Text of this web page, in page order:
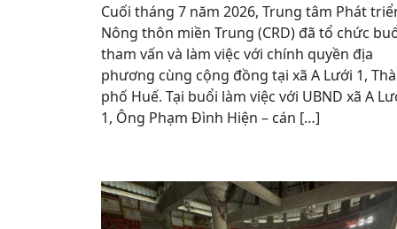
Cuối tháng 7 năm 2026, Trung tâm Phát
Nông thôn miền Trung (CRD) đã tổ chức
tham vấn và làm việc với chính quyền địa
phương cùng cộng đồng tại xã A Lưới 1,
phố Huế. Tại buổi làm việc với UBND xã A
1, Ông Phạm Đình Hiện – cán […]